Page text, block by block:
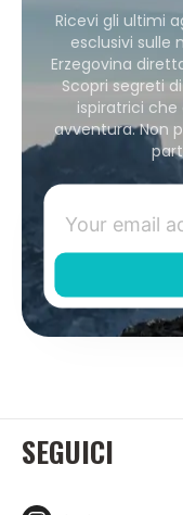
Ricevi gli ultimi
esclusivi sulle
Erzegovina
Scopri segreti
ispiratrici
avventura. Non
SEGUICI